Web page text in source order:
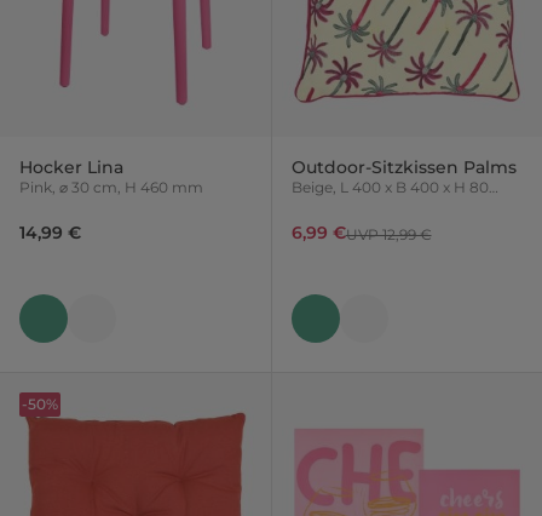
Hocker Lina
Pink, ⌀ 30 cm, H 460 mm
14,99 €
Outdoor-Sitzkissen Palms
Beige, L 400 x B 400 x H 80
6,99 €UVP 12,99 €
-50%